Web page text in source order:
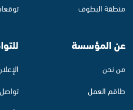
منطقة البطوف
عن المؤسسة
من نحن
طاقم العمل